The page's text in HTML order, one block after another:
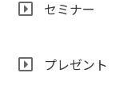
セミナー
プレゼント